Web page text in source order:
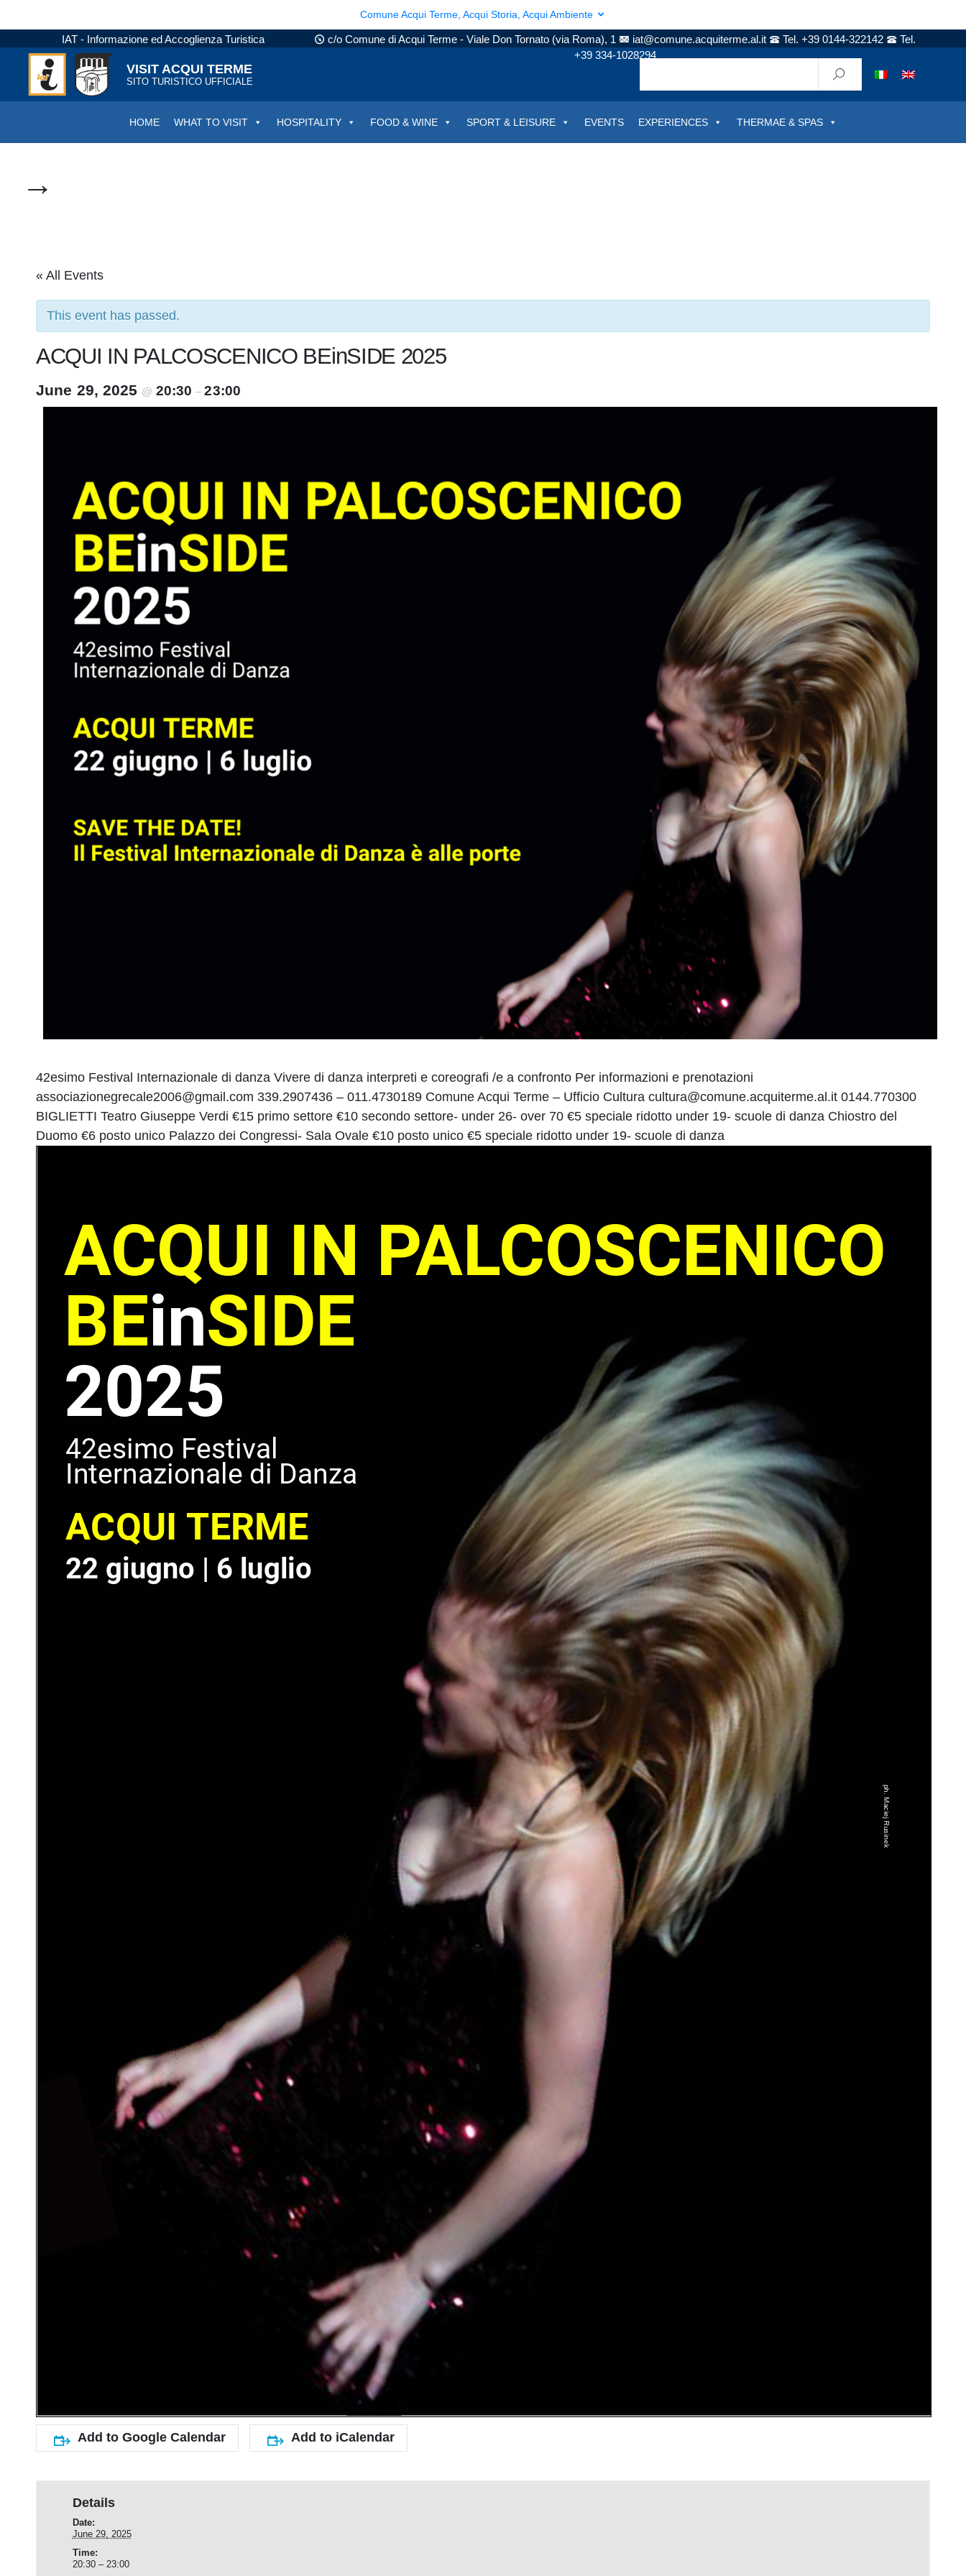
Comune Acqui Terme, Acqui Storia, Acqui Ambiente
IAT - Informazione ed Accoglienza Turistica c/o Comune di Acqui Terme - Viale Don Tornato (via Roma), 1 iat@comune.acquiterme.al.it Tel. +39 0144-322142
Tel.
+39 334-1028294
VISIT ACQUI TERME
SITO TURISTICO UFFICIALE
HOME WHAT TO VISIT HOSPITALITY FOOD & WINE SPORT & LEISURE EVENTS EXPERIENCES THERMAE & SPAS
→
« All Events
This event has passed.
ACQUI IN PALCOSCENICO BEinSIDE 2025
June 29, 2025 @ 20:30–23:00
42esimo Festival Internazionale di danza Vivere di danza interpreti e coreografi /e a confronto Per informazioni e prenotazioni
associazionegrecale2006@gmail.com 339.2907436 – 011.4730189 Comune Acqui Terme – Ufficio Cultura cultura@comune.acquiterme.al.it 0144.770300
BIGLIETTI Teatro Giuseppe Verdi €15 primo settore €10 secondo settore- under 26- over 70 €5 speciale ridotto under 19- scuole di danza Chiostro del
Duomo €6 posto unico Palazzo dei Congressi- Sala Ovale €10 posto unico €5 speciale ridotto under 19- scuole di danza
Add to Google Calendar Add to iCalendar
Details
Date:
June 29, 2025
Time:
20:30 – 23:00